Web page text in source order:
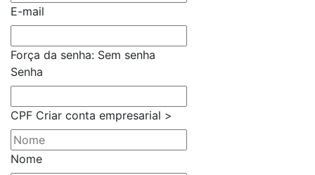
E-mail
Força da senha: Sem senha
Senha
CPF Criar conta empresarial >
Nome